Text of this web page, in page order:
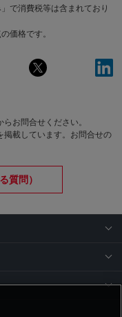
で消費税等は含まれており
価格です。
らお問合せください。
掲載しています。お問合せの
質問）